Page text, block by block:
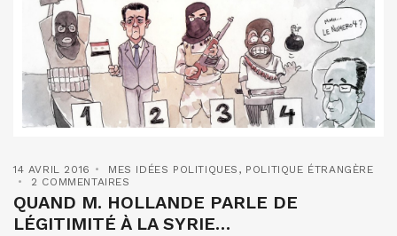
14 AVRIL 2016 MES IDÉES POLITIQUES , POLITIQUE ÉTRANGÈRE
2 COMMENTAIRES
QUAND M. HOLLANDE PARLE DE
LÉGITIMITÉ À LA SYRIE…